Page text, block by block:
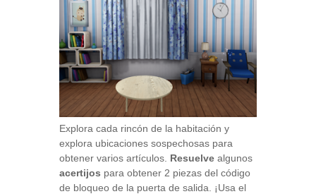
Explora cada rincón de la habitación y
explora ubicaciones sospechosas para
obtener varios artículos. Resuelve algunos
acertijos para obtener 2 piezas del código
de bloqueo de la puerta de salida. ¡Usa el